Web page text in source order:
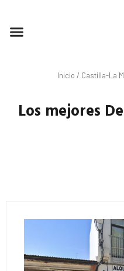
Inicio / Castilla-La
Los mejores